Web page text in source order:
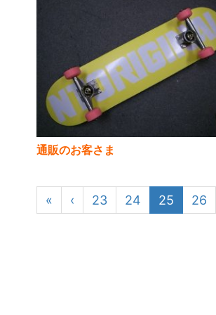
通販のお客さま
« ‹ 23 24 25 26